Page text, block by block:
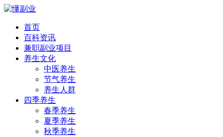
首页
百科资讯
兼职副业项目
养生文化
中医养生
节气养生
养生人群
四季养生
春季养生
夏季养生
秋季养生